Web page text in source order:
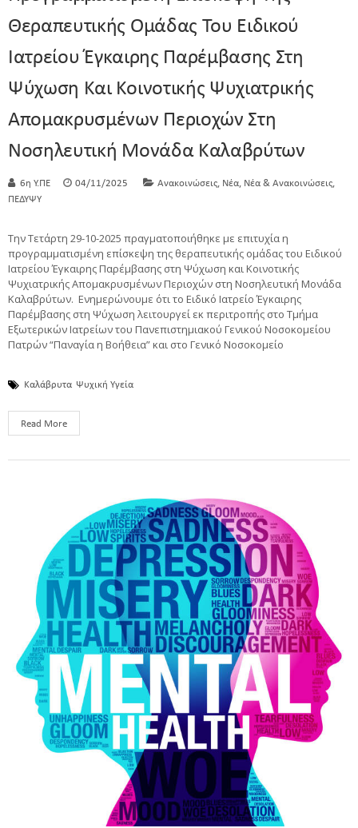
Θεραπευτικής Ομάδας Του Ειδικού
Ιατρείου Έγκαιρης Παρέμβασης Στη
Ψύχωση Και Κοινοτικής Ψυχιατρικής
Απομακρυσμένων Περιοχών Στη
Νοσηλευτική Μονάδα Καλαβρύτων
6η Υ.ΠΕ 04/11/2025 Ανακοινώσεις, Νέα, Νέα & Ανακοινώσεις,
ΠΕΔΥΨΥ
Την Τετάρτη 29-10-2025 πραγματοποιήθηκε με επιτυχία η
προγραμματισμένη επίσκεψη της θεραπευτικής ομάδας του Ειδικού
Ιατρείου Έγκαιρης Παρέμβασης στη Ψύχωση και Κοινοτικής
Ψυχιατρικής Απομακρυσμένων Περιοχών στη Νοσηλευτική Μονάδα
Καλαβρύτων. Ενημερώνουμε ότι το Ειδικό Ιατρείο Έγκαιρης
Παρέμβασης στη Ψύχωση λειτουργεί εκ περιτροπής στο Τμήμα
Εξωτερικών Ιατρείων του Πανεπιστημιακού Γενικού Νοσοκομείου
Πατρών “Παναγία η Βοήθεια” και στο Γενικό Νοσοκομείο
Καλάβρυτα Ψυχική Υγεία
Read More